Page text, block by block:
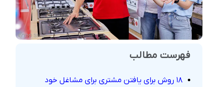
فهرست مطالب
18 روش برای یافتن مشتری برای مشاغل خود